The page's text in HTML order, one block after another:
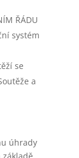
ŘÁDU
systém
se
a
úhrady